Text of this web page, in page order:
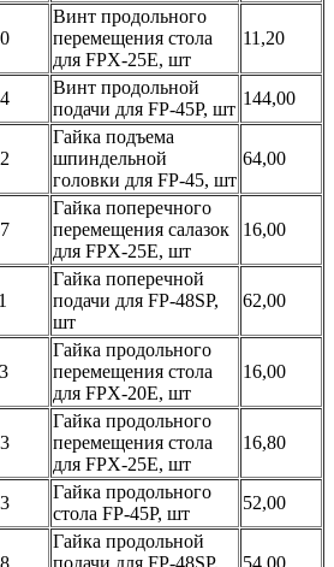
Винт продольного
перемещения стола
для FPX-25E, шт
11,20
Винт продольной
подачи для FP-45P, шт
144,00
Гайка подъема
шпиндельной
головки для FP-45, шт
64,00
Гайка поперечного
перемещения салазок
для FPX-25E, шт
16,00
Гайка поперечной
подачи для FP-48SP,
шт
62,00
Гайка продольного
перемещения стола
для FPX-20E, шт
16,00
Гайка продольного
перемещения стола
для FPX-25E, шт
16,80
Гайка продольного
стола FP-45P, шт
52,00
Гайка продольной
подачи для FP-48SP,
54,00